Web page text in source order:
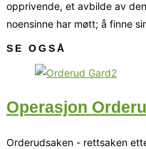
opprivende, et avbilde av
noensinne har møtt; å finne
SE OGSÅ
Operasjon
Orderudsaken - rettsaken